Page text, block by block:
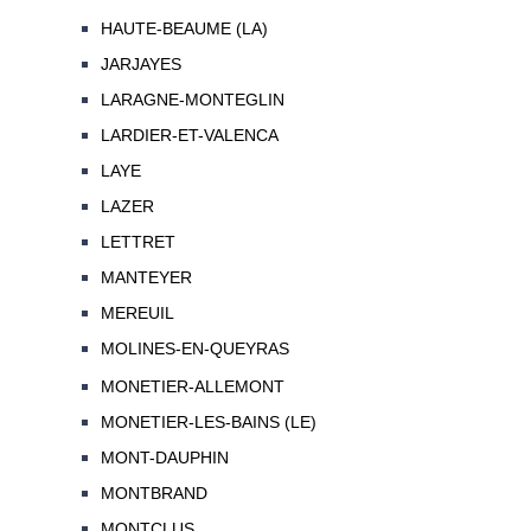
HAUTE-BEAUME (LA)
JARJAYES
LARAGNE-MONTEGLIN
LARDIER-ET-VALENCA
LAYE
LAZER
LETTRET
MANTEYER
MEREUIL
MOLINES-EN-QUEYRAS
MONETIER-ALLEMONT
MONETIER-LES-BAINS (LE)
MONT-DAUPHIN
MONTBRAND